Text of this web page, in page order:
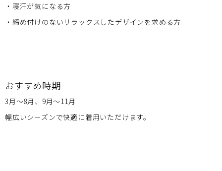
・寝汗が気になる方
・締め付けのないリラックスしたデザインを求める方
おすすめ時期
3月～8月、9月～11月
幅広いシーズンで快適に着用いただけます。